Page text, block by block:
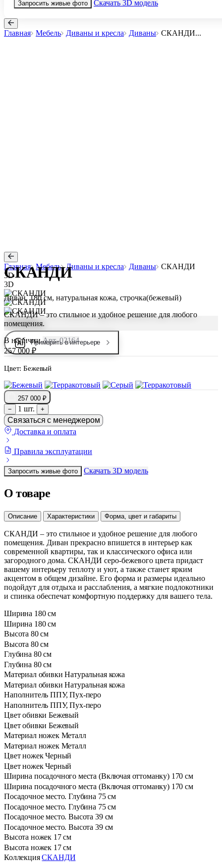
Запросить живые фото Скачать 3D модель
Главная Мебель Диваны и кресла Диваны СКАНДИ...
Главная Мебель Диваны и кресла Диваны СКАНДИ
3D
3D
Примерить в интерьере
СКАНДИ
Диван, 180 см, натуральная кожа, строчка(бежевый)
СКАНДИ – это стильное и удобное решение для любого
помещения.
В наличии Арт. 02164
257 000 ₽
Цвет: Бежевый
257 000 ₽
−
1 шт. +
Связаться с менеджером
Доставка и оплата
Правила эксплуатации
Запросить живые фото Скачать 3D модель
О товаре
Описание Характеристики Форма, цвет и габариты
СКАНДИ – это стильное и удобное решение для любого
помещения. Диван прекрасно впишется в интерьер как
современной квартиры, так и классического офиса или
загородного дома. СКАНДИ серо-бежевого цвета придаст
вашему интерьеру теплоту и уют, а также станет ярким
акцентом в общем дизайне. Его форма и размеры идеально
подойдут для отдыха и расслабления, а мягкие подлокотники
и спинка обеспечат комфортную поддержку для вашего тела.
Ширина 180 см
Ширина 180 см
Высота 80 см
Высота 80 см
Глубина 80 см
Глубина 80 см
Материал обивки Натуральная кожа
Материал обивки Натуральная кожа
Наполнитель ППУ, Пух-перо
Наполнитель ППУ, Пух-перо
Цвет обивки Бежевый
Цвет обивки Бежевый
Материал ножек Металл
Материал ножек Металл
Цвет ножек Черный
Цвет ножек Черный
Ширина посадочного места (Включая оттоманку) 170 см
Ширина посадочного места (Включая оттоманку) 170 см
Посадочное место. Глубина 75 см
Посадочное место. Глубина 75 см
Посадочное место. Высота 39 см
Посадочное место. Высота 39 см
Высота ножек 17 см
Высота ножек 17 см
Коллекция СКАНДИ